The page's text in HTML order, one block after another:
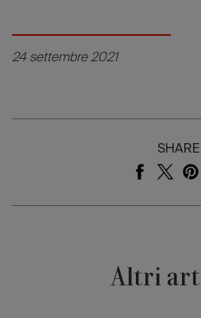
24 settembre 2021
SHARE
Altri